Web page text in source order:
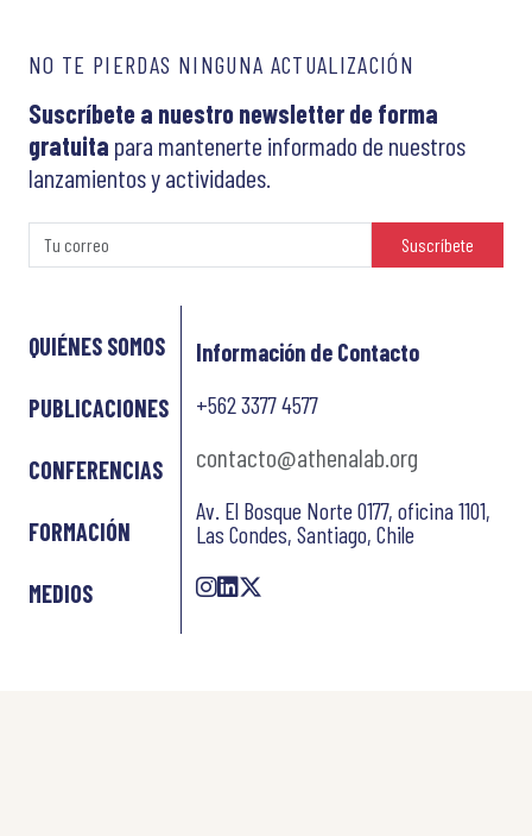
NO TE PIERDAS NINGUNA ACTUALIZACIÓN
Suscríbete a nuestro newsletter de forma
gratuita para mantenerte informado de nuestros
lanzamientos y actividades.
Suscríbete
QUIÉNES SOMOS
PUBLICACIONES
CONFERENCIAS
FORMACIÓN
MEDIOS
Información de Contacto
+562 3377 4577
contacto@athenalab.org
Av. El Bosque Norte 0177, oficina 1101,
Las Condes, Santiago, Chile